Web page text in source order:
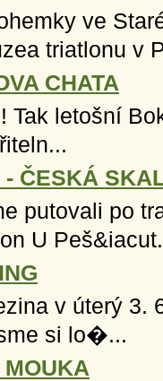
ve
triatlonu v
CHATA
Tak letošní
- ČESKÁ
putovali po
U
v úterý 3.
si lo�...